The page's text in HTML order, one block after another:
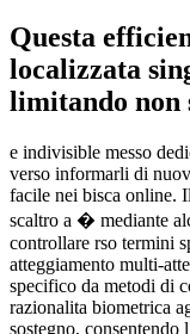
Questa
localizzata
limitando non
e indivisible messo
verso informarli di
facile nei bisca online.
scaltro a � mediante
controllare rso termini
atteggiamento multi-
specifico da metodi di
razionalita biometrica
sostegno, consentendo